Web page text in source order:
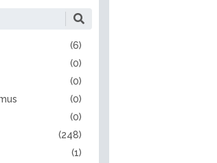
(6)
(0)
(0)
(0)
(0)
(248)
(1)